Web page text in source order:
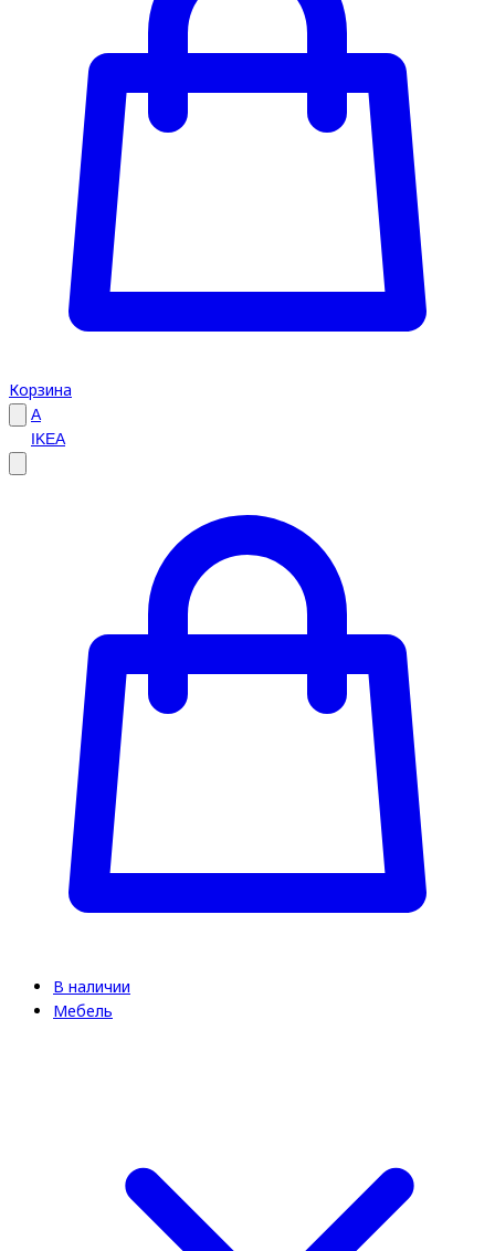
Корзина
A
IKEA
В наличии
Мебель